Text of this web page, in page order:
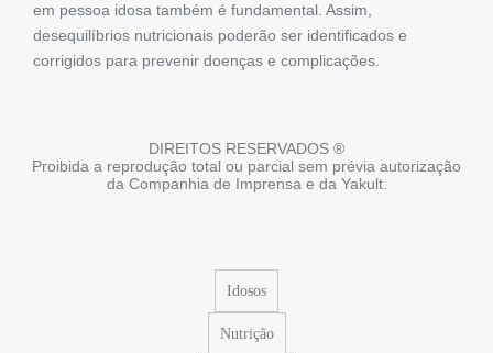
em pessoa idosa também é fundamental. Assim,
desequilíbrios nutricionais poderão ser identificados e
corrigidos para prevenir doenças e complicações.
DIREITOS RESERVADOS ®
Proibida a reprodução total ou parcial sem prévia autorização
da Companhia de Imprensa e da Yakult.
Idosos
Nutrição